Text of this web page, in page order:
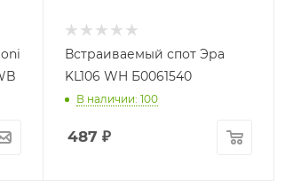
Встраиваемый спот Эра
KL106 WH Б0061540
В наличии: 100
487 ₽